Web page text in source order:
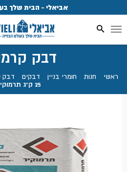
אביאלי - הבית שלך
דבק
ראשי חנות חומרי בניין דבקים דבק
25 ק"ג תרמוקיר